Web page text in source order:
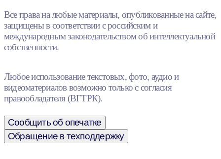
Все права на любые материалы, опубликованные на сайте,
защищены в соответствии с российским и
международным законодательством об интеллектуальной
собственности.
Любое использование текстовых, фото, аудио и
видеоматериалов возможно только с согласия
правообладателя (ВГТРК).
Сообщить об опечатке
Обращение в техподдержку